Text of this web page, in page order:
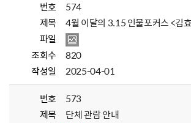
번호
574
제목
4월 이달의 3.15 인물포커스 <김
파일
조회수
820
작성일
2025-04-01
번호
573
제목
단체 관람 안내